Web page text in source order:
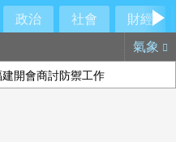
政治 社會
財經
氣象
開會商討防禦工作